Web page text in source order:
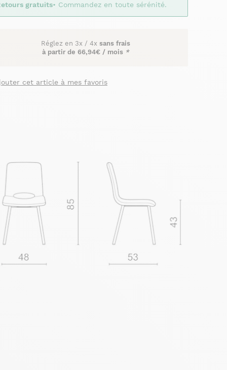
gratuits• Commandez en toute sérénité.
Réglez en 3x / 4x sans frais
à partir de 66,94€ / mois *
cet article à mes favoris